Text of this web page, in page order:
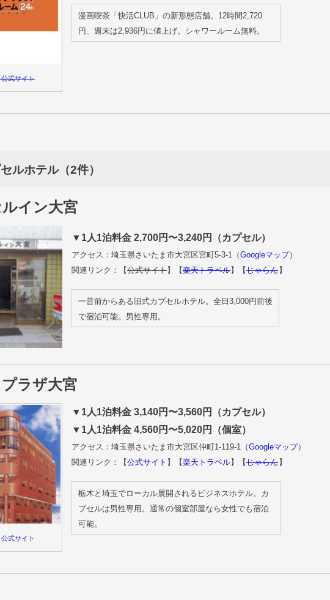
式サイト
漫画喫茶「快活CLUB」の新形態店舗。12時間2,720
円、週末は2,936円に値上げ。シャワールーム無料。
ルホテル（2件）
イン大宮
▼1人1泊料金 2,700円〜3,240円（カプセル）
アクセス：埼玉県さいたま市大宮区宮町5-3-1（Googleマップ）
関連リンク：【公式サイト】【楽天トラベル】【じゃらん】
一昔前からある旧式カプセルホテル。全日3,000円前後
で宿泊可能。男性専用。
ラザ大宮
式サイト
▼1人1泊料金 3,140円〜3,560円（カプセル）
▼1人1泊料金 4,560円〜5,020円（個室）
アクセス：埼玉県さいたま市大宮区仲町1-119-1（Googleマップ）
関連リンク：【公式サイト 】【楽天トラベル】【じゃらん】
栃木と埼玉でローカル展開されるビジネスホテル。カ
プセルは男性専用。通常の個室部屋なら女性でも宿泊
可能。